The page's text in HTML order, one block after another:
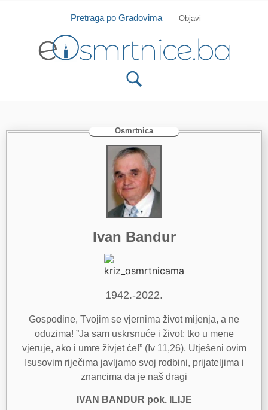
Isprobajte našu Android i IOS aplikaciju
Pretraga po Gradovima Objavi
Osmrtnica
Ivan Bandur
1942.-2022.
Gospodine, Tvojim se vjernima život mijenja, a ne
oduzima! ”Ja sam uskrsnuće i život: tko u mene
vjeruje, ako i umre živjet će!” (Iv 11,26). Utješeni ovim
Isusovim riječima javljamo svoj rodbini, prijateljima i
znancima da je naš dragi
IVAN BANDUR pok. ILIJE